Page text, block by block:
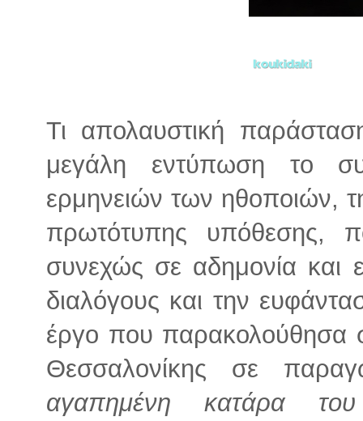
Τι απολαυστική
μεγάλη εντύπωση το
ερμηνειών των ηθοποιών,
πρωτότυπης υπόθεσης,
συνεχώς σε αδημονία και
διαλόγους και την
έργο που παρακολούθησα
Θεσσαλονίκης σε
αγαπημένη κατάρα